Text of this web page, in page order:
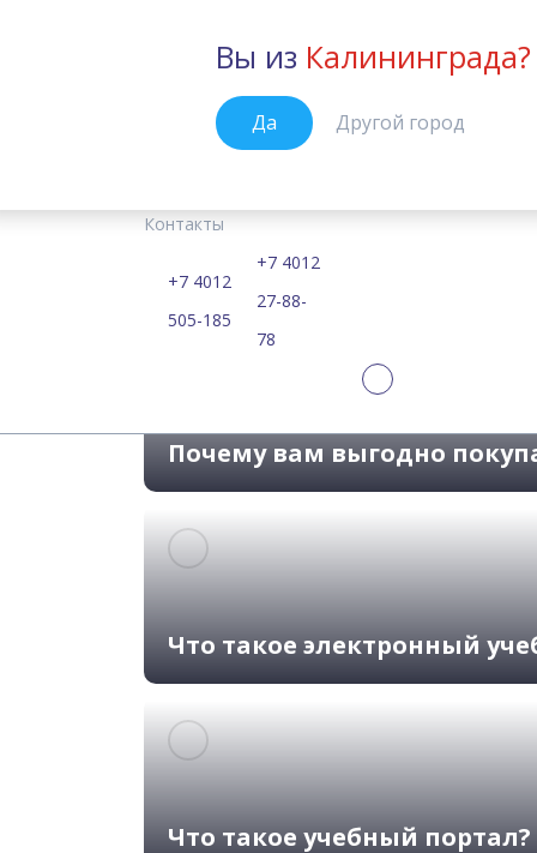
Калининград
Вы из Калининграда?
Да Другой город
Цены
Контакты
+7 4012
505-185
+7 4012
27-88-
78
Самые
Почему вам выгодно
Что такое электронный
Что такое учебный портал?